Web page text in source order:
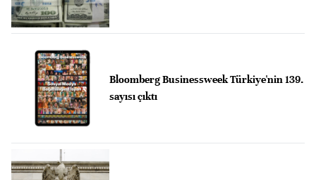
Bloomberg Businessweek Türkiye'nin 139.
sayısı çıktı